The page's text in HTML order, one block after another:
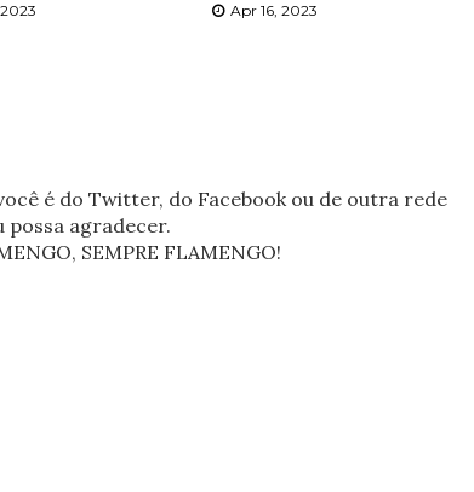
Apr 16, 2023
é do Twitter, do Facebook ou de outra rede
possa agradecer.
SEMPRE FLAMENGO!